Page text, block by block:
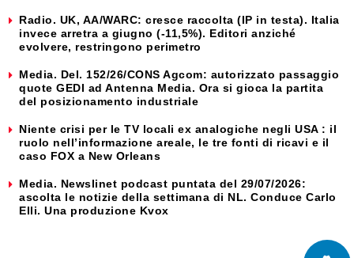
Radio. UK, AA/WARC: cresce raccolta (IP in testa). Italia
invece arretra a giugno (-11,5%). Editori anziché
evolvere, restringono perimetro
Media. Del. 152/26/CONS Agcom: autorizzato passaggio
quote GEDI ad Antenna Media. Ora si gioca la partita
del posizionamento industriale
Niente crisi per le TV locali ex analogiche negli USA : il
ruolo nell’informazione areale, le tre fonti di ricavi e il
caso FOX a New Orleans
Media. Newslinet podcast puntata del 29/07/2026:
ascolta le notizie della settimana di NL. Conduce Carlo
Elli. Una produzione Kvox